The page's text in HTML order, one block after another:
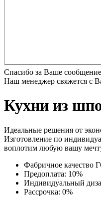
Спасибо за Ваше
Наш менеджер свяжется с
Кухни из
Идеальные решения от
Изготовление по
воплотим любую вашу
Фабричное качество
Предоплата: 10%
Индивидуальный
Рассрочка: 0%